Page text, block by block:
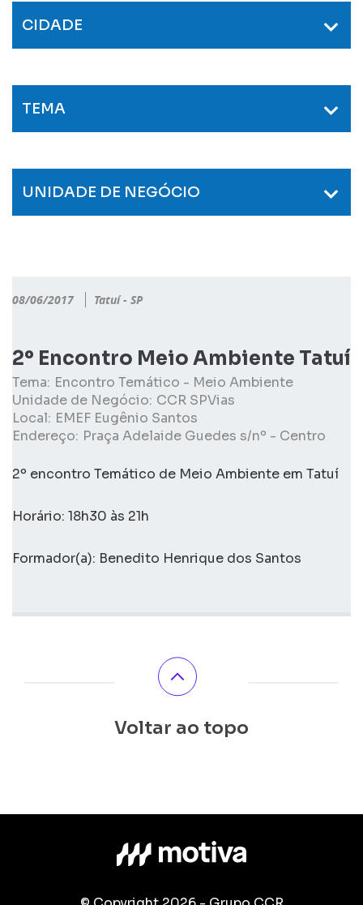
CIDADE
TEMA
UNIDADE DE NEGÓCIO
08/06/2017 Tatuí - SP
2º Encontro Meio Ambiente Tatuí
Tema: Encontro Temático - Meio Ambiente
Unidade de Negócio: CCR SPVias
Local: EMEF Eugênio Santos
Endereço: Praça Adelaide Guedes s/nº - Centro
2º encontro Temático de Meio Ambiente em Tatuí
Horário: 18h30 às 21h
Formador(a): Benedito Henrique dos Santos
Voltar ao topo